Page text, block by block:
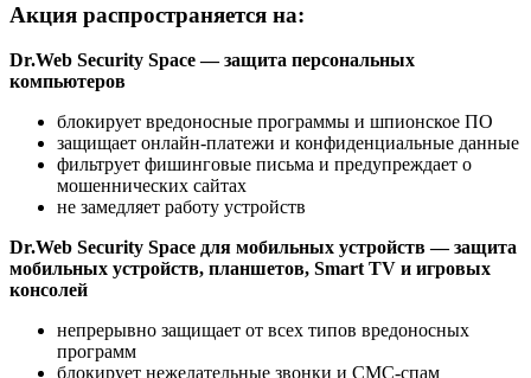
Акция распространяется на:
Dr.Web Security Space — защита персональных
компьютеров
блокирует вредоносные программы и шпионское ПО
защищает онлайн‑платежи и конфиденциальные данные
фильтрует фишинговые письма и предупреждает о
мошеннических сайтах
не замедляет работу устройств
Dr.Web Security Space для мобильных устройств — защита
мобильных устройств, планшетов, Smart TV и игровых
консолей
непрерывно защищает от всех типов вредоносных
программ
блокирует нежелательные звонки и СМС-спам